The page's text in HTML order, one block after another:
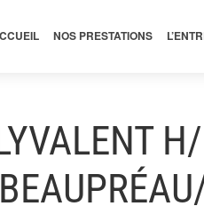
NOS PRESTATIONS